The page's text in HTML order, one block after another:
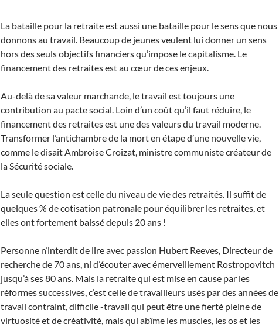
La bataille pour la retraite est aussi une bataille pour le sens que nous
donnons au travail. Beaucoup de jeunes veulent lui donner un sens
hors des seuls objectifs financiers qu’impose le capitalisme. Le
financement des retraites est au cœur de ces enjeux.
Au-delà de sa valeur marchande, le travail est toujours une
contribution au pacte social. Loin d’un coût qu’il faut réduire, le
financement des retraites est une des valeurs du travail moderne.
Transformer l’antichambre de la mort en étape d’une nouvelle vie,
comme le disait Ambroise Croizat, ministre communiste créateur de
la Sécurité sociale.
La seule question est celle du niveau de vie des retraités. Il suffit de
quelques % de cotisation patronale pour équilibrer les retraites, et
elles ont fortement baissé depuis 20 ans !
Personne n’interdit de lire avec passion Hubert Reeves, Directeur de
recherche de 70 ans, ni d’écouter avec émerveillement Rostropovitch
jusqu’à ses 80 ans. Mais la retraite qui est mise en cause par les
réformes successives, c’est celle de travailleurs usés par des années de
travail contraint, difficile -travail qui peut être une fierté pleine de
virtuosité et de créativité, mais qui abîme les muscles, les os et les